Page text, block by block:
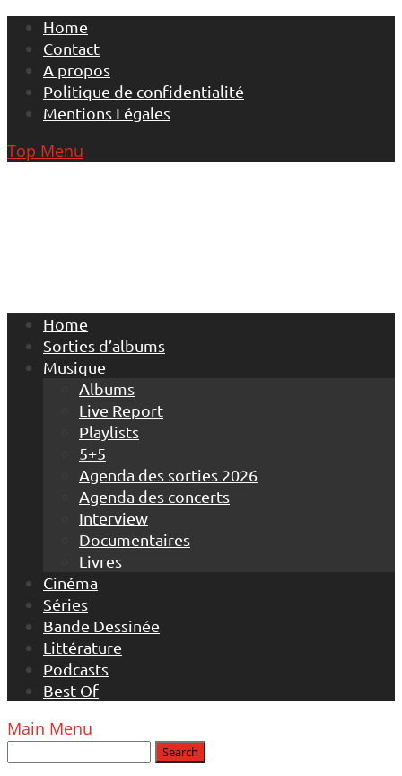
Skip
content
Home
Contact
A propos
Politique de confidentialité
Mentions Légales
Top Menu
Home
Sorties d’albums
Musique
Albums
Live Report
Playlists
5+5
Agenda des sorties 2026
Agenda des concerts
Interview
Documentaires
Livres
Cinéma
Séries
Bande Dessinée
Littérature
Podcasts
Best-Of
Main Menu